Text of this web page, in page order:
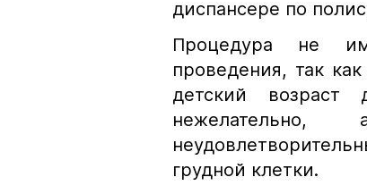
диспансере по
Процедура не
проведения, так
детский
грудной клетки.